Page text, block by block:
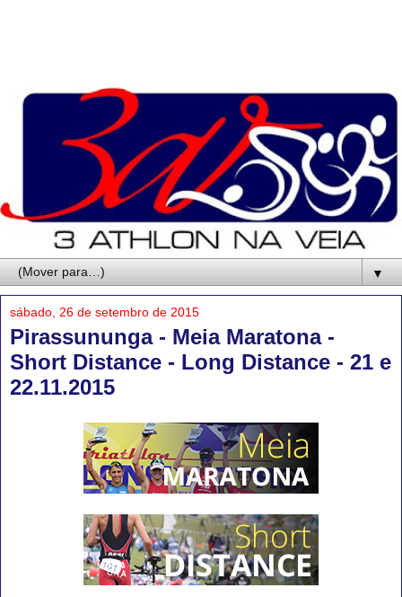
▼
sábado, 26 de setembro de 2015
Pirassununga - Meia Maratona -
Short Distance - Long Distance - 21 e
22.11.2015